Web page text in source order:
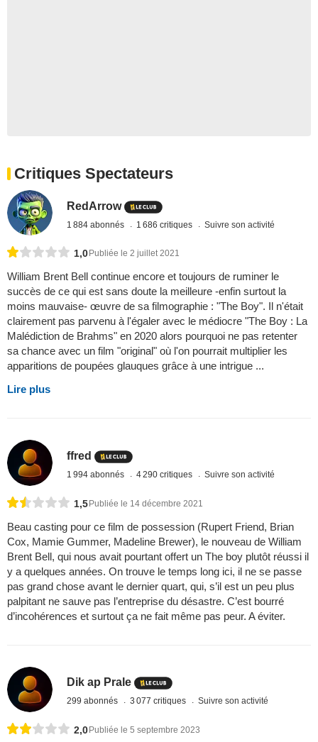
Critiques Spectateurs
RedArrow
1 884 abonnés 1 686 critiques Suivre son activité
1,0 Publiée le 2 juillet 2021
William Brent Bell continue encore et toujours de ruminer le
succès de ce qui est sans doute la meilleure -enfin surtout la
moins mauvaise- œuvre de sa filmographie : "The Boy". Il n'était
clairement pas parvenu à l'égaler avec le médiocre "The Boy : La
Malédiction de Brahms" en 2020 alors pourquoi ne pas retenter
sa chance avec un film "original" où l'on pourrait multiplier les
apparitions de poupées glauques grâce à une intrigue ...
Lire plus
ffred
1 994 abonnés 4 290 critiques Suivre son activité
1,5Publiée le 14 décembre 2021
Beau casting pour ce film de possession (Rupert Friend, Brian
Cox, Mamie Gummer, Madeline Brewer), le nouveau de William
Brent Bell, qui nous avait pourtant offert un The boy plutôt réussi il
y a quelques années. On trouve le temps long ici, il ne se passe
pas grand chose avant le dernier quart, qui, s’il est un peu plus
palpitant ne sauve pas l’entreprise du désastre. C’est bourré
d’incohérences et surtout ça ne fait même pas peur. A éviter.
Dik ap Prale
299 abonnés 3 077 critiques Suivre son activité
2,0Publiée le 5 septembre 2023